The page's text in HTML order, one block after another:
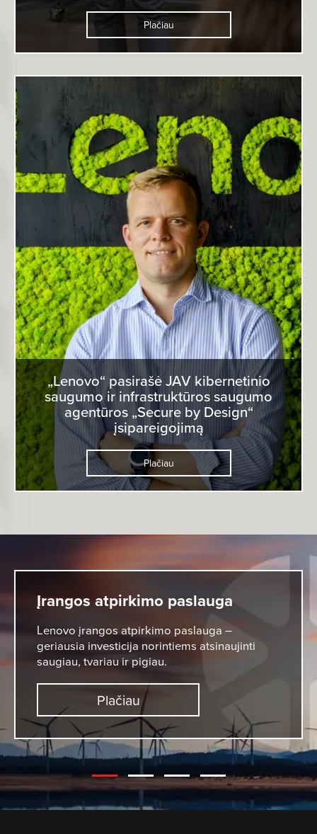
Plačiau
„Lenovo“ pasirašė JAV kibernetinio
saugumo ir infrastruktūros saugumo
agentūros „Secure by Design“
įsipareigojimą
Plačiau
Įrangos atpirkimo paslauga
Lenovo įrangos atpirkimo paslauga –
geriausia investicija norintiems atsinaujinti
saugiau, tvariau ir pigiau.
Plačiau